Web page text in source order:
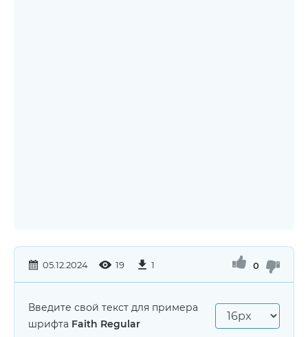
05.12.2024 19 1 0
Введите свой текст для примера
шрифта Faith Regular